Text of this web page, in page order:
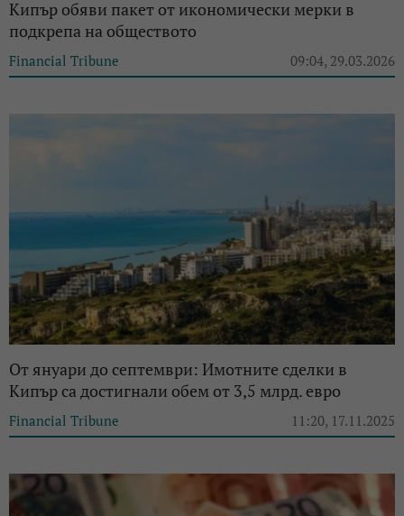
Кипър обяви пакет от икономически мерки в
подкрепа на обществото
Financial Tribune 09:04, 29.03.2026
От януари до септември: Имотните сделки в
Кипър са достигнали обем от 3,5 млрд. евро
Financial Tribune 11:20, 17.11.2025